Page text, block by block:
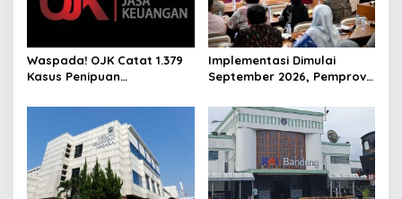
Waspada! OJK Catat 1.379
Kasus Penipuan
Implementasi Dimulai
September 2026, Pemprov
Rumah Tepat Sasaran